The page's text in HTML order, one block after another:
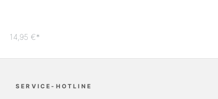
14,95 €*
SERVICE-HOTLINE